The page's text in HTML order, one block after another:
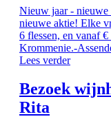
Nieuw jaar - nieuwe
nieuwe aktie! Elke
6 flessen, en vanaf
Krommenie.-
Lees verder
Bezoek
Rita